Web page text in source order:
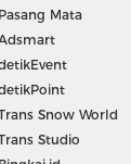
Pasang Mata
Snow World
Studio